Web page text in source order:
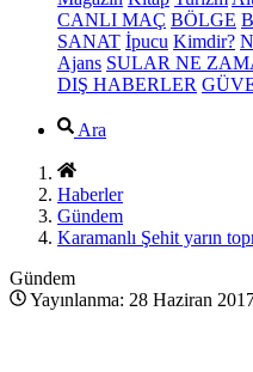
CANLI MAÇ BÖLGE
SANAT İpucu Kimdir?
Ajans SULAR NE
DIŞ HABERLER
Ara
Haberler
Gündem
Karamanlı Şehit yarın
Gündem
Yayınlanma: 28 Haziran